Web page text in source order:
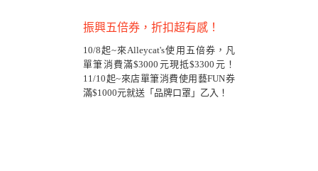
振興五倍券，折扣超有感！
10/8起~來Alleycat's使用五倍券，凡
單筆消費滿$3000元現抵$3300元！
11/10起~來店單筆消費使用藝FUN券
滿$1000元就送「品牌口罩」乙入！